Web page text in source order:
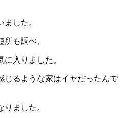
した。
も調べ、
入りました。
じるような家はイヤだったんで
ました。